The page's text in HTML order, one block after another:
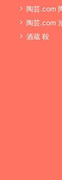
陶芸.com
陶芸.com
酒蔵 鞍